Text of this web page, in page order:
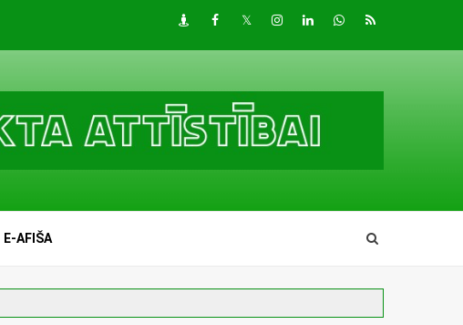
DraugiemFacebook
TwitterInstagram
LinkedInwhatsapp
RSS
E-AFIŠA